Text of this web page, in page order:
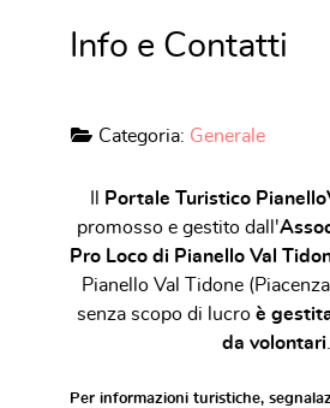
Info e Contatti
Categoria: Generale
Portale Turistico
promosso e gestito dall'
Pro Loco di Pianello Val
Pianello Val Tidone
senza scopo di lucro è
da volontari
Per informazioni turistiche,